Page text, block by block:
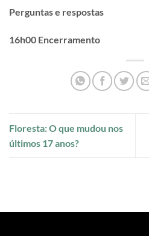
Perguntas e respostas
16h00 Encerramento
Floresta: O que mudou nos
últimos 17 anos?